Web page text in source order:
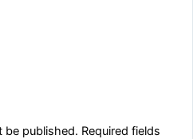
be published. Required fields